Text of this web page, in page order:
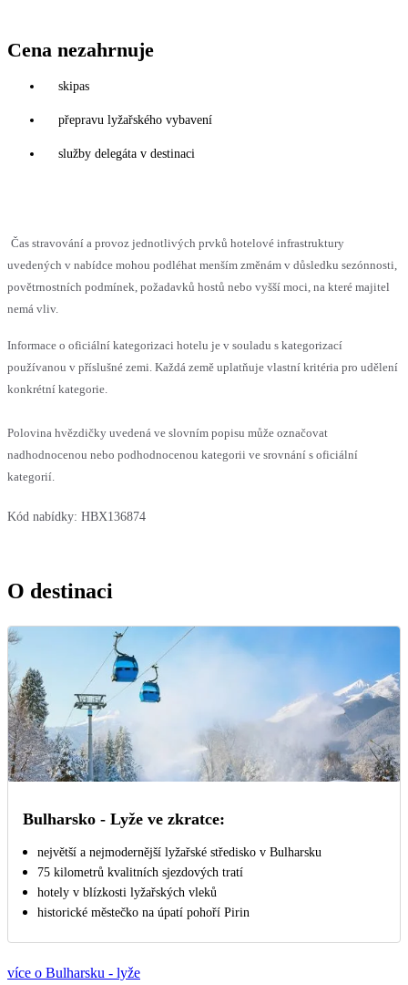
Cena nezahrnuje
skipas
přepravu lyžařského vybavení
služby delegáta v destinaci
Čas stravování a provoz jednotlivých prvků hotelové infrastruktury
uvedených v nabídce mohou podléhat menším změnám v důsledku sezónnosti,
povětrnostních podmínek, požadavků hostů nebo vyšší moci, na které majitel
nemá vliv.
Informace o oficiální kategorizaci hotelu je v souladu s kategorizací
používanou v příslušné zemi. Každá země uplatňuje vlastní kritéria pro udělení
konkrétní kategorie.
Polovina hvězdičky uvedená ve slovním popisu může označovat
nadhodnocenou nebo podhodnocenou kategorii ve srovnání s oficiální
kategorií.
Kód nabídky: HBX136874
O destinaci
Bulharsko - Lyže ve zkratce:
největší a nejmodernější lyžařské středisko v Bulharsku
75 kilometrů kvalitních sjezdových tratí
hotely v blízkosti lyžařských vleků
historické městečko na úpatí pohoří Pirin
více o Bulharsku - lyže